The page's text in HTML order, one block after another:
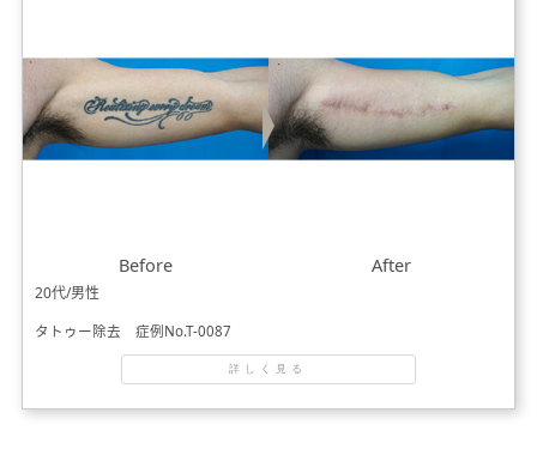
Before After
20代/男性
タトゥー除去 症例No.T-0087
詳しく見る